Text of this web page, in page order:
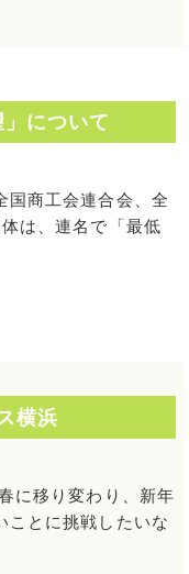
」について
国商工会連合会、全
は、連名で「最低
横浜
に移り変わり、新年
ことに挑戦したいな